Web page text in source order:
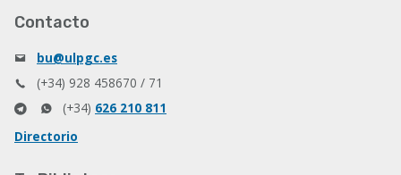
Contacto
bu@ulpgc.es
(+34) 928 458670 / 71
(+34) 626 210 811
Directorio